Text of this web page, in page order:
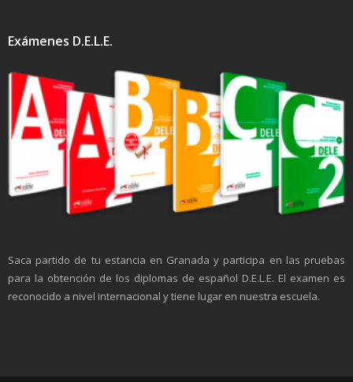
Exámenes D.E.L.E.
Saca partido de tu estancia en Granada y participa en las pruebas
para la obtención de los diplomas de español D.E.L.E. El examen es
reconocido a nivel internacional y tiene lugar en nuestra escuela.